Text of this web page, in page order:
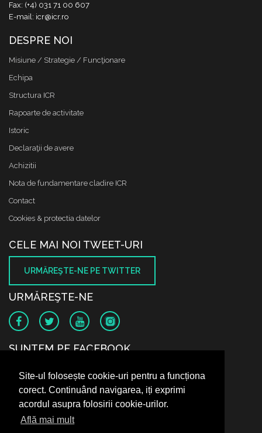
Site-ul folosește cookie-uri pentru a funcționa
corect. Continuând navigarea, iți exprimi
acordul asupra folosirii cookie-urilor.
Află mai mult
Fax: (+4) 031 71 00 607
E-mail: icr@icr.ro
DESPRE NOI
Misiune / Strategie / Funcţionare
Echipa
Structura ICR
Rapoarte de activitate
Istoric
Declaraţii de avere
Achizitii
Nota de fundamentare cladire ICR
Contact
Cookies & protectia datelor
CELE MAI NOI TWEET-URI
URMĂREŞTE-NE PE TWITTER
URMĂREŞTE-NE
SUNTEM PE FACEBOOK